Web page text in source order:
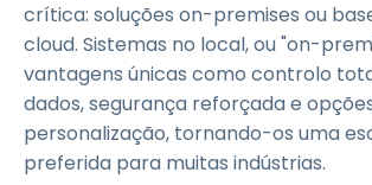
crítica: soluções on-premises ou
cloud. Sistemas no local, ou "on-
vantagens únicas como controlo
dados, segurança reforçada e
personalização, tornando-os uma
preferida para muitas indústrias.